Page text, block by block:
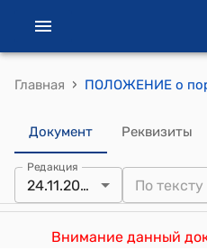
Главная ›
Документ Реквизиты
Редакция
24.11.2023
Внимание данный